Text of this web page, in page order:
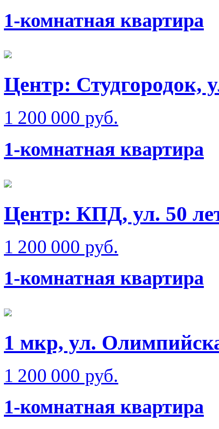
1-комнатная квартира
Центр: Студгородок,
1 200 000 руб.
1-комнатная квартира
Центр: КПД, ул. 50
1 200 000 руб.
1-комнатная квартира
1 мкр, ул.
1 200 000 руб.
1-комнатная квартира